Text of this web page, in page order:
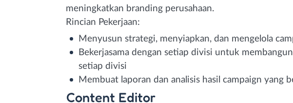
meningkatkan branding perusahaan.
Rincian Pekerjaan:
Menyusun strategi, menyiapkan, dan mengelola
Bekerjasama dengan setiap divisi untuk
setiap divisi
Membuat laporan dan analisis hasil campaign yang
Content Editor